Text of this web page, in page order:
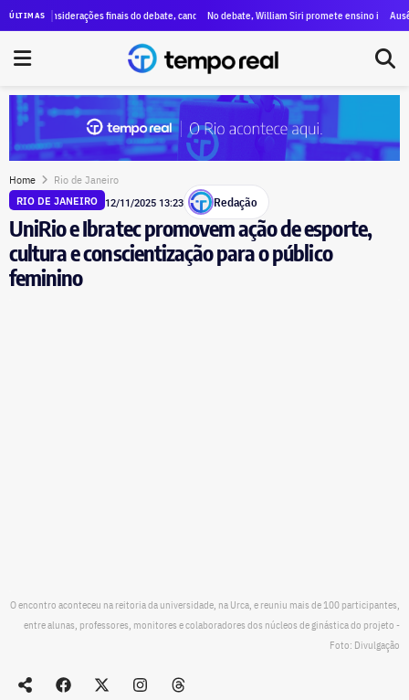
ÚLTIMASa Paes, menções a Bacellar e propostas para segurança e educação
finais do debate, candidatos destacam propostas, citam mudanças e voltam a
No debate, William Siri promete ensino integral nas
Ausência de
Home Rio de Janeiro
RIO DE JANEIRO 12/11/2025 13:23 Redação
UniRio e Ibratec promovem ação de esporte,
cultura e conscientização para o público
feminino
O encontro aconteceu na reitoria da universidade, na Urca, e reuniu mais de 100 participantes,
entre alunas, professores, monitores e colaboradores dos núcleos de ginástica do projeto -
Foto: Divulgação